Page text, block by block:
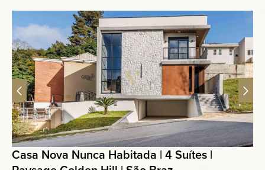
Casa Nova Nunca Habitada | 4 Suítes |